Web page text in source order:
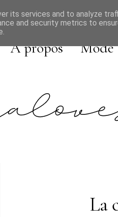
A propos Mode
La
its services and to analyze
and security metrics to